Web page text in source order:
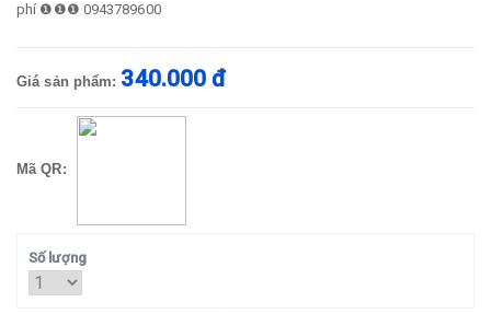
phí ❶❶❶ 0943789600
Giá sản phẩm: 340.000 đ
Mã QR:
Số lượng